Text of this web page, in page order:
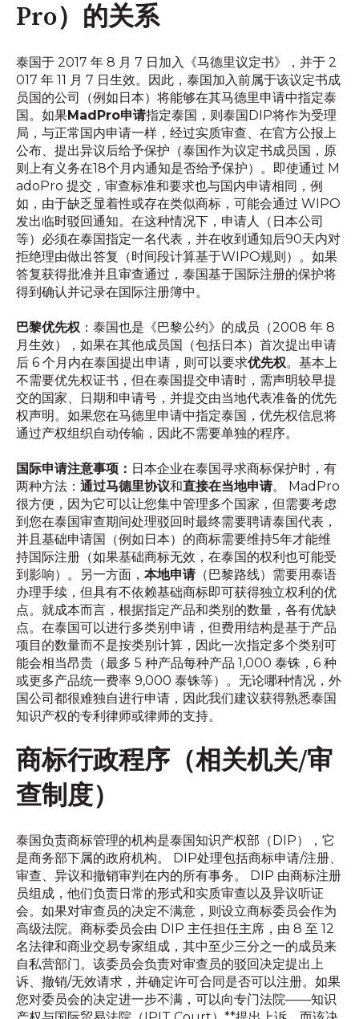
Pro）的关系
泰国于 2017 年 8 月 7 日加入《马德里议定书》，并于 2
017 年 11 月 7 日生效。因此，泰国加入前属于该议定书成
员国的公司（例如日本）将能够在其马德里申请中指定泰
国。如果MadPro申请指定泰国，则泰国DIP将作为受理
局，与正常国内申请一样，经过实质审查、在官方公报上
公布、提出异议后给予保护（泰国作为议定书成员国，原
则上有义务在18个月内通知是否给予保护）。即使通过 M
adoPro 提交，审查标准和要求也与国内申请相同，例
如，由于缺乏显着性或存在类似商标，可能会通过 WIPO
发出临时驳回通知。在这种情况下，申请人（日本公司
等）必须在泰国指定一名代表，并在收到通知后90天内对
拒绝理由做出答复（时间段计算基于WIPO规则）。如果
答复获得批准并且审查通过，泰国基于国际注册的保护将
得到确认并记录在国际注册簿中。
巴黎优先权 ：泰国也是《巴黎公约》的成员（2008 年 8
月生效），如果在其他成员国（包括日本）首次提出申请
后 6 个月内在泰国提出申请，则可以要求优先权。基本上
不需要优先权证书，但在泰国提交申请时，需声明较早提
交的国家、日期和申请号，并提交由当地代表准备的优先
权声明。如果您在马德里申请中指定泰国，优先权信息将
通过产权组织自动传输，因此不需要单独的程序。
国际申请注意事项： 日本企业在泰国寻求商标保护时，有
两种方法： 通过马德里协议和直接在当地申请。 MadPro
很方便，因为它可以让您集中管理多个国家，但需要考虑
到您在泰国审查期间处理驳回时最终需要聘请泰国代表，
并且基础申请国（例如日本）的商标需要维持5年才能维
持国际注册（如果基础商标无效，在泰国的权利也可能受
到影响）。另一方面， 本地申请（巴黎路线）需要用泰语
办理手续，但具有不依赖基础商标即可获得独立权利的优
点。就成本而言，根据指定产品和类别的数量，各有优缺
点。在泰国可以进行多类别申请，但费用结构是基于产品
项目的数量而不是按类别计算，因此一次指定多个类别可
能会相当昂贵（最多 5 种产品每种产品 1,000 泰铢，6 种
或更多产品统一费率 9,000 泰铢等）。无论哪种情况，外
国公司都很难独自进行申请，因此我们建议获得熟悉泰国
知识产权的专利律师或律师的支持。
商标行政程序（相关机关/审
查制度）
泰国负责商标管理的机构是泰国知识产权部（DIP），它
是商务部下属的政府机构。 DIP处理包括商标申请/注册、
审查、异议和撤销审判在内的所有事务。 DIP 由商标注册
员组成，他们负责日常的形式和实质审查以及异议听证
会。如果对审查员的决定不满意，则设立商标委员会作为
高级法院。商标委员会由 DIP 主任担任主席，由 8 至 12
名法律和商业交易专家组成，其中至少三分之一的成员来
自私营部门。该委员会负责对审查员的驳回决定提出上
诉、撤销/无效请求，并确定许可合同是否可以注册。如果
您对委员会的决定进一步不满，可以向专门法院——知识